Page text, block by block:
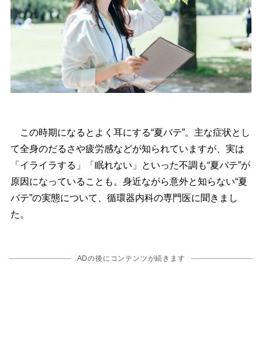
この時期になるとよく耳にする“夏バテ”。主な症状とし
て全身のだるさや疲労感などが知られていますが、実は
「イライラする」「眠れない」といった不調も“夏バテ”が
原因になっていることも。身近ながら意外と知らない“夏
バテ”の実態について、循環器内科の専門医に聞きまし
た。
ADの後にコンテンツが続きます